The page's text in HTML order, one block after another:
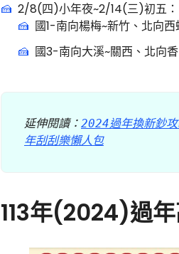
2/8(四)小年夜~2/14(三)初五：
國1-南向楊梅~新竹、北向西
國3-南向大溪~關西、北向
延伸閱讀： 2024過年換新鈔
年刮刮樂懶人包
113年(2024)過